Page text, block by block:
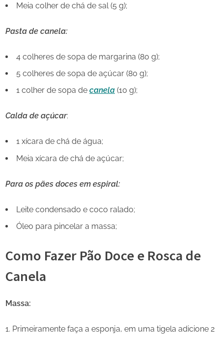
Meia colher de chá de sal (5 g);
Pasta de canela:
4 colheres de sopa de margarina (80 g);
5 colheres de sopa de açúcar (80 g);
1 colher de sopa de canela (10 g);
Calda de açúcar:
1 xícara de chá de água;
Meia xícara de chá de açúcar;
Para os pães doces em espiral:
Leite condensado e coco ralado;
Óleo para pincelar a massa;
Como Fazer Pão Doce e Rosca de
Canela
Massa:
Primeiramente faça a esponja, em uma tigela adicione 2